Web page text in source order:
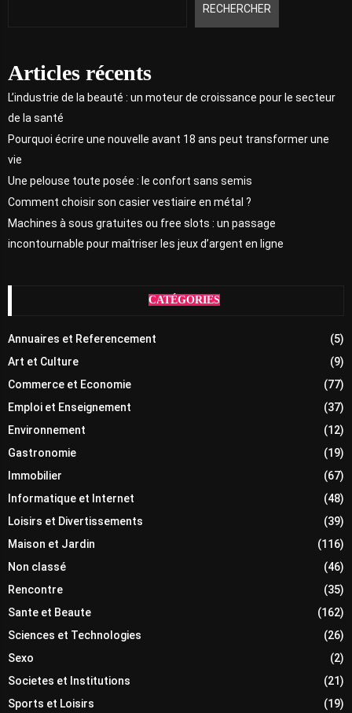
RECHERCHER
Articles récents
L’industrie de la beauté : un moteur de croissance pour le secteur
de la santé
Pourquoi écrire une nouvelle avant 18 ans peut transformer une
vie
Une pelouse toute posée : le confort sans semis
Comment choisir son casier vestiaire en métal ?
Machines à sous gratuites ou free slots : un passage
incontournable pour maîtriser les jeux d’argent en ligne
CATÉGORIES
Annuaires et Referencement
(5)
Art et Culture
(9)
Commerce et Economie
(77)
Emploi et Enseignement
(37)
Environnement
(12)
Gastronomie
(19)
Immobilier
(67)
Informatique et Internet
(48)
Loisirs et Divertissements
(39)
Maison et Jardin
(116)
Non classé
(46)
Rencontre
(35)
Sante et Beaute
(162)
Sciences et Technologies
(26)
Sexo
(2)
Societes et Institutions
(21)
Sports et Loisirs
(19)